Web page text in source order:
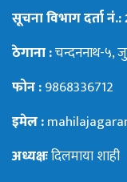
सूचना विभाग दर्ता
ठेगाना :चन्दननाथ-५,
फोन :9868336712
इमेल :
अध्यक्षःदिलमाया शाही